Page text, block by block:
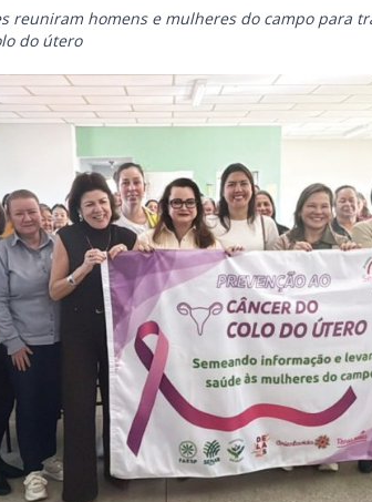
reuniram homens e mulheres do campo para
do útero